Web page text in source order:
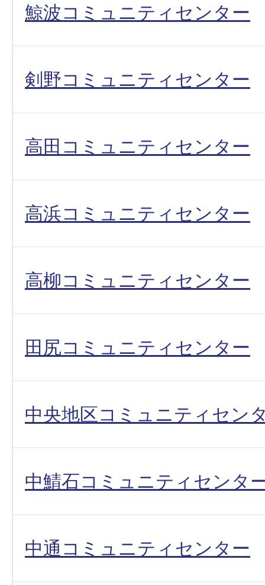
鯨波コミュニティセンター
剣野コミュニティセンター
高田コミュニティセンター
高浜コミュニティセンター
高柳コミュニティセンター
田尻コミュニティセンター
中央地区コミュニティセン
中鯖石コミュニティセンタ
中通コミュニティセンター